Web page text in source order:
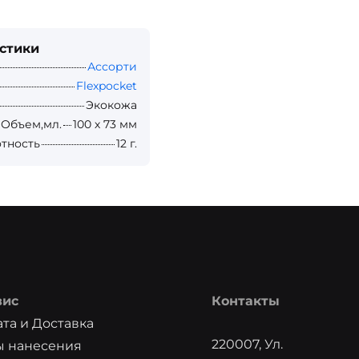
Ассорти
Flexpocket
Экокожа
100 х 73 мм
12 г.
и Доставка
нанесения
Контакты
220007, Ул.